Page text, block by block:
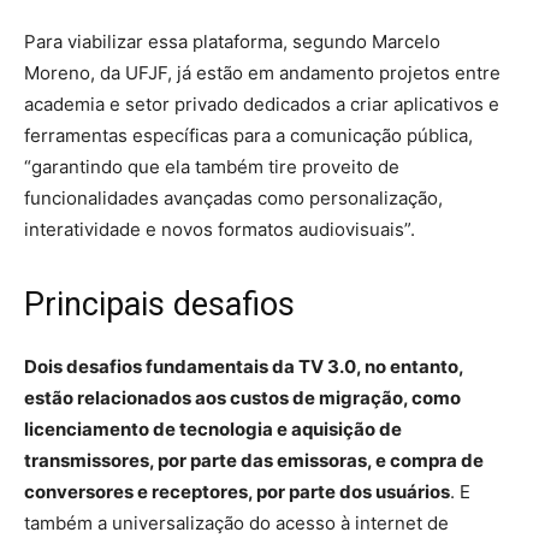
Para viabilizar essa plataforma, segundo Marcelo
Moreno, da UFJF, já estão em andamento projetos entre
academia e setor privado dedicados a criar aplicativos e
ferramentas específicas para a comunicação pública,
“garantindo que ela também tire proveito de
funcionalidades avançadas como personalização,
interatividade e novos formatos audiovisuais”.
Principais desafios
Dois desafios fundamentais da TV 3.0, no entanto,
estão relacionados aos custos de migração, como
licenciamento de tecnologia e aquisição de
transmissores, por parte das emissoras, e compra de
conversores e receptores, por parte dos usuários. E
também a universalização do acesso à internet de